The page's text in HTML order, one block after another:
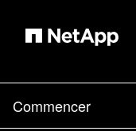
Commencer